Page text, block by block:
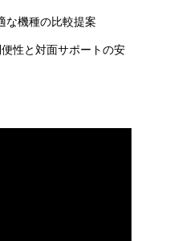
な機種の比較提案
性と対面サポートの安